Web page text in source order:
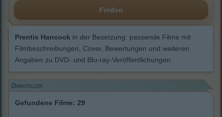
Finden
Prentis Hancock in der Besetzung: passende Filme mit
Filmbeschreibungen, Cover, Bewertungen und weiteren
Angaben zu DVD- und Blu-ray-Veröffentlichungen.
Darsteller
Gefundene Filme: 29